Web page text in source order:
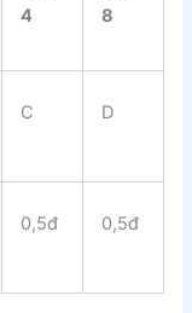
4
8
C D
0,5đ 0,5đ